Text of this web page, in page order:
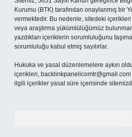
Kurumu (BTK) tarafından onaylanmış bir
vermektedir. Bu nedenle, sitedeki
veya araştırma yükümlülüğümüz
yazdıkları içeriklerin sorumluluğunu
sorumluluğu kabul etmiş sayılırlar.
Hukuka ve yasal düzenlemelere aykırı
içerikleri, backlinkpanelicomtr@gmail.com
ilgili içerikler yasal süre içerisinde